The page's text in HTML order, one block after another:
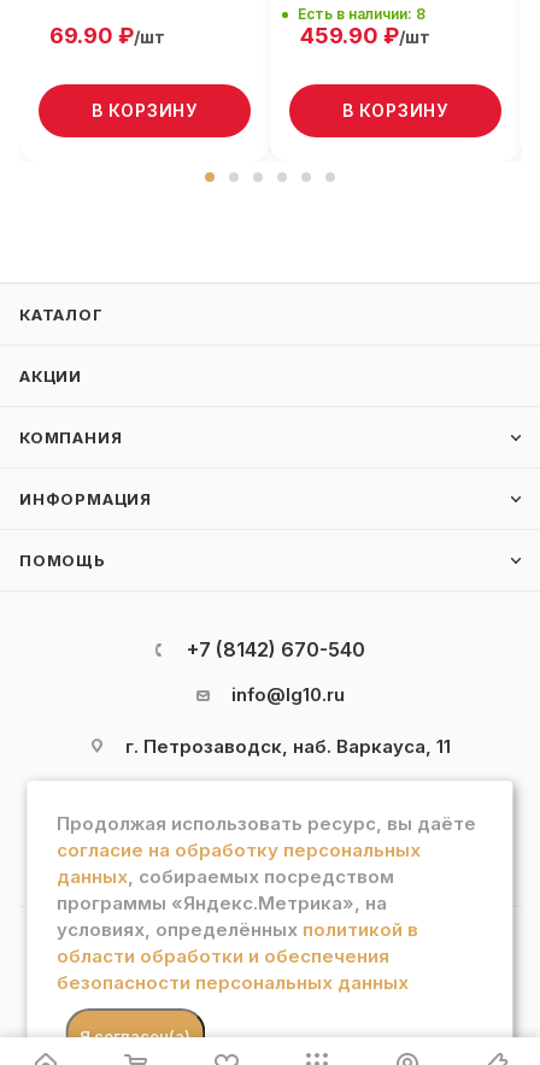
69.90 ₽/шт
В КОРЗИНУ
Есть в наличии: 8
459.90 ₽/шт
В КОРЗИНУ
КАТАЛОГ
АКЦИИ
КОМПАНИЯ
ИНФОРМАЦИЯ
ПОМОЩЬ
+7 (8142) 670-540
info@lg10.ru
г. Петрозаводск, наб. Варкауса, 11
2026 © Интернет магазин "Лотос Гурман"
Продолжая использовать ресурс, вы даёте
согласие на обработку персональных
данных, собираемых посредством
программы «Яндекс.Метрика», на
условиях, определённых политикой в
области обработки и обеспечения
безопасности персональных данных
. Я согласен(а)